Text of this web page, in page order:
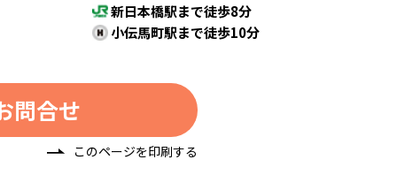
新日本橋駅まで徒歩8分
小伝馬町駅まで徒歩10分
問合せ
このページを印刷する